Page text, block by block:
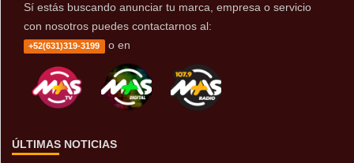
Sí estás buscando anunciar tu marca, empresa o servicio
con nosotros puedes contactarnos al:
+52(631)319-3199 o en
ÚLTIMAS NOTICIAS